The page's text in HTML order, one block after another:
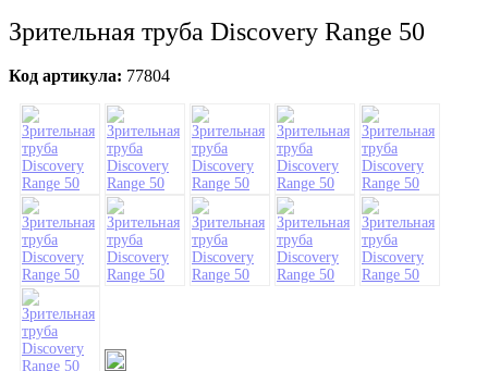
Зрительная труба Discovery Range 50
Код артикула: 77804